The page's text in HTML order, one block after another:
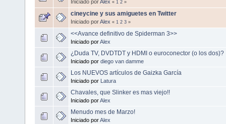
Iniciado porAlex « 1 2 »
cineycine y sus amiguetes en Twitter
Iniciado porAlex « 1 2 3 »
<<Avance definitivo de Spiderman 3>>
Iniciado porAlex
¿Duda TV, DVDTDT y HDMI o euroconector (o los dos)?
Iniciado por diego van damme
Los NUEVOS artículos de Gaizka García
Iniciado por Latura
Chavales, que Slinker es mas viejo!!
Iniciado porAlex
Menudo mes de Marzo!
Iniciado porAlex